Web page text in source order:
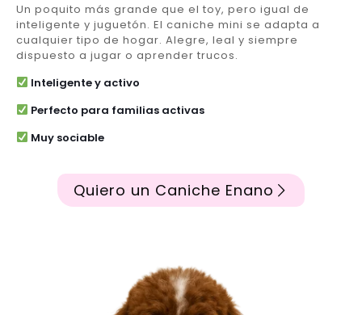
Un poquito más grande que el toy, pero igual de
inteligente y juguetón. El caniche mini se adapta a
cualquier tipo de hogar. Alegre, leal y siempre
dispuesto a jugar o aprender trucos.
Inteligente y activo
Perfecto para familias activas
Muy sociable
Quiero un Caniche Enano